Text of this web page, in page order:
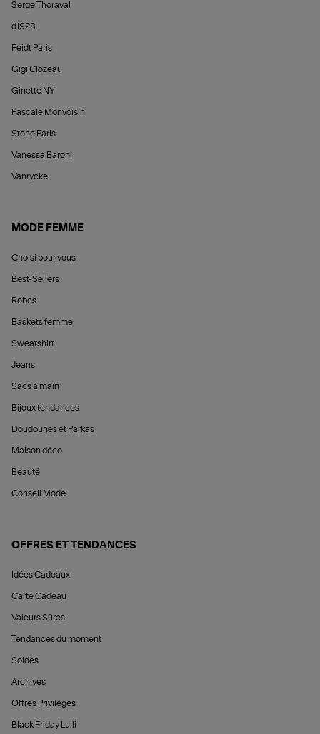
Serge Thoraval
d1928
Feidt Paris
Gigi Clozeau
Ginette NY
Pascale Monvoisin
Stone Paris
Vanessa Baroni
Vanrycke
MODE FEMME
Choisi pour vous
Best-Sellers
Robes
Baskets femme
Sweatshirt
Jeans
Sacs à main
Bijoux tendances
Doudounes et Parkas
Maison déco
Beauté
Conseil Mode
OFFRES ET TENDANCES
Idées Cadeaux
Carte Cadeau
Valeurs Sûres
Tendances du moment
Soldes
Archives
Offres Privilèges
Black Friday Lulli